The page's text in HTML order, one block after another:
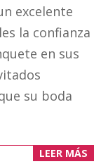
excelente
la confianza
en sus
su boda
LEER MÁS